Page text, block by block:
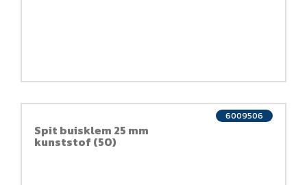
Spit buisklem 25 mm
kunststof (50)
6009506